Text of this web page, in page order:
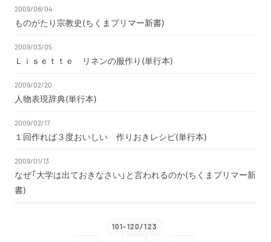
2009/08/04
ものがたり宗教史(ちくまプリマー新書)
2009/03/05
Ｌｉｓｅｔｔｅ リネンの服作り(単行本)
2009/02/20
人物表現辞典(単行本)
2009/02/17
１回作れば３度おいしい 作りおきレシピ(単行本)
2009/01/13
なぜ「大学は出ておきなさい」と言われるのか(ちくまプリマー新
書)
101-120/123